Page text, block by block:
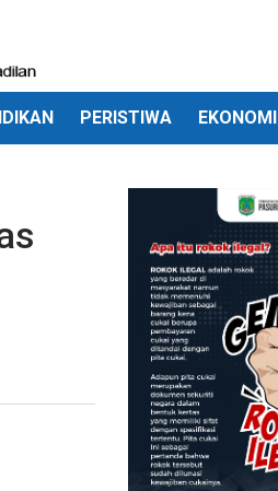
PERISTIWA EKONOMI